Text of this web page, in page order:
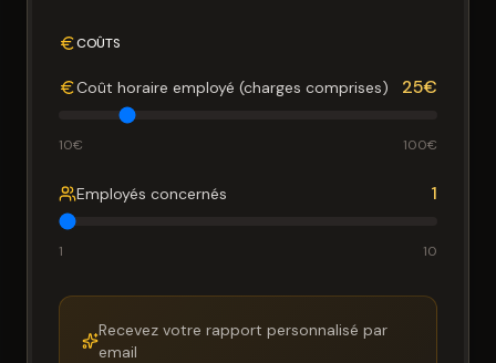
COÛTS
Coût horaire employé (charges comprises) 25€
10€ 100€
Employés concernés 1
1 10
Recevez votre rapport personnalisé par
email